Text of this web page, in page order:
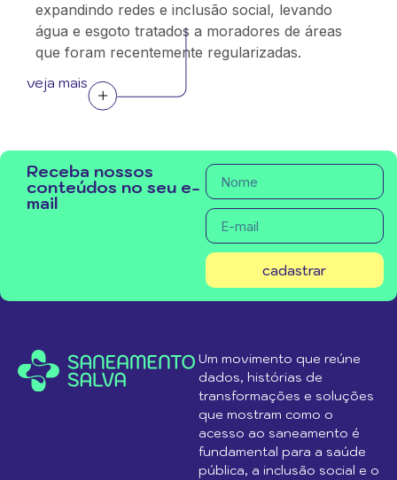
expandindo redes e inclusão social, levando
água e esgoto tratados a moradores de áreas
que foram recentemente regularizadas.
veja mais
Receba nossos
conteúdos no seu e-
mail
cadastrar
Um movimento que reúne
dados, histórias de
transformações e soluções
que mostram como o
acesso ao saneamento é
fundamental para a saúde
pública, a inclusão social e o